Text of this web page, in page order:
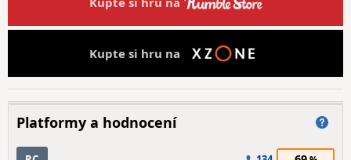
Kupte si hru na
Platformy a hodnocení